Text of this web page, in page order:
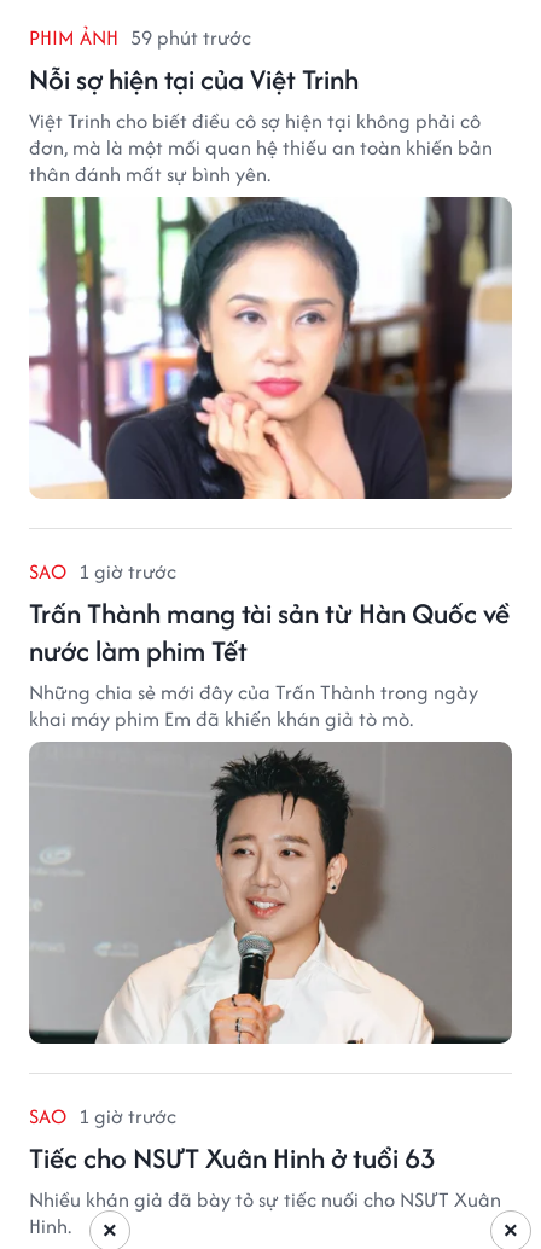
PHIM ẢNH 59 phút trước
Nỗi sợ hiện tại của Việt Trinh
Việt Trinh cho biết điều cô sợ hiện tại không phải cô
đơn, mà là một mối quan hệ thiếu an toàn khiến bản
thân đánh mất sự bình yên.
SAO 1 giờ trước
Trấn Thành mang tài sản từ Hàn Quốc về
nước làm phim Tết
Những chia sẻ mới đây của Trấn Thành trong ngày
khai máy phim Em đã khiến khán giả tò mò.
SAO 1 giờ trước
Tiếc cho NSƯT Xuân Hinh ở tuổi 63
Nhiều khán giả đã bày tỏ sự tiếc nuối cho NSƯT Xuân
Hinh.
×
×